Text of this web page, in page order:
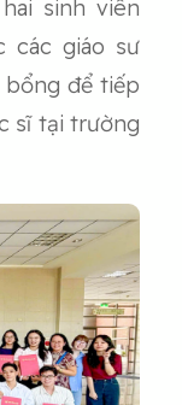
sinh viên
các giáo sư
để tiếp
sĩ tại trường